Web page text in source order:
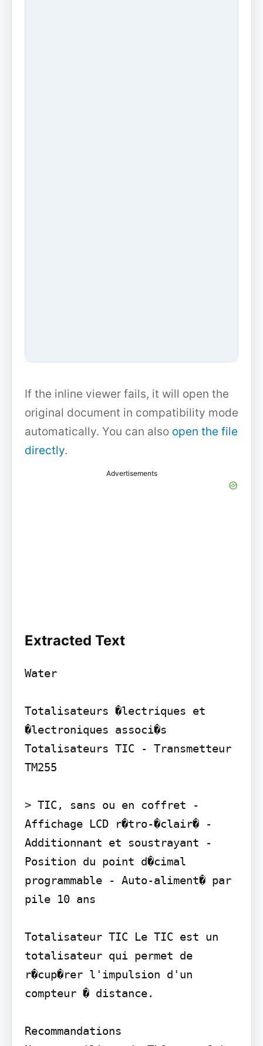
If the inline viewer fails, it will open the
original document in compatibility mode
automatically. You can also open the file
directly.
Advertisements
Extracted Text
Water
Totalisateurs �lectriques et
�lectroniques associ�s
Totalisateurs TIC - Transmetteur
TM255
> TIC, sans ou en coffret -
Affichage LCD r�tro-�clair� -
Additionnant et soustrayant -
Position du point d�cimal
programmable - Auto-aliment� par
pile 10 ans
Totalisateur TIC Le TIC est un
totalisateur qui permet de
r�cup�rer l'impulsion d'un
compteur � distance.
Recommandations